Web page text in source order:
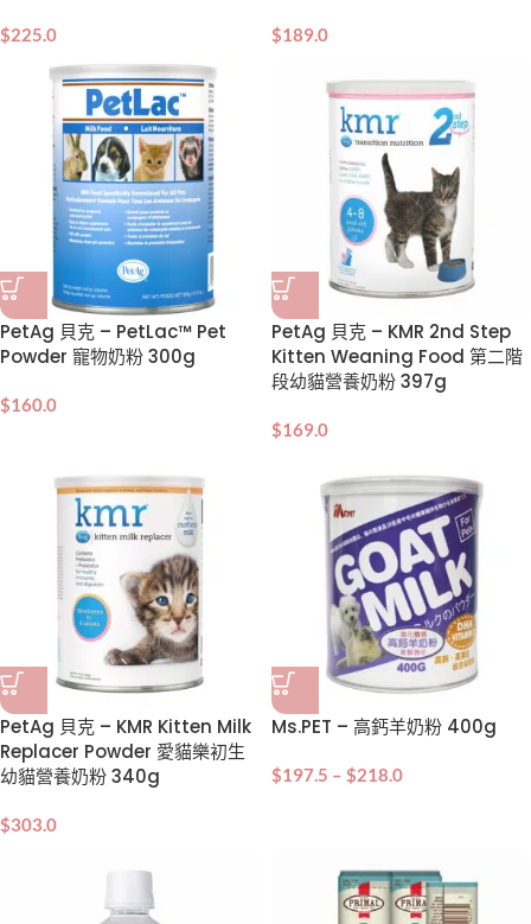
$225.0 $189.0
PetAg 貝克 – PetLac™ Pet
Powder 寵物奶粉 300g
$160.0
PetAg 貝克 – KMR 2nd Step
Kitten Weaning Food 第二階
段幼貓營養奶粉 397g
$169.0
PetAg 貝克 – KMR Kitten Milk
Replacer Powder 愛貓樂初生
幼貓營養奶粉 340g
$303.0
Ms.PET – 高鈣羊奶粉 400g
$197.5 – $218.0